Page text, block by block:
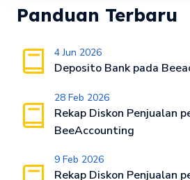
Panduan Terbaru
4 Jun 2026
Deposito Bank pada
28 Feb 2026
Rekap Diskon Penjualan
BeeAccounting
9 Feb 2026
Rekap Diskon Penjualan